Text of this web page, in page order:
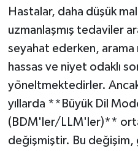
Hastalar, daha düşük
uzmanlaşmış tedaviler
seyahat ederken,
hassas ve niyet odaklı
yöneltmektedirler.
yıllarda **Büyük Dil
(BDM'ler/LLM'ler)**
değişmiştir. Bu değişim,